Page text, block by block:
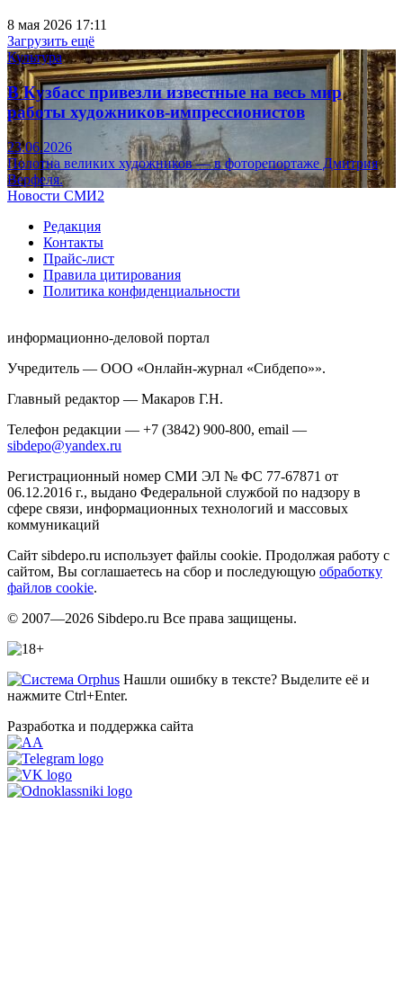
8 мая 2026 17:11
Загрузить ещё
Культура
В Кузбасс привезли известные на весь мир
работы художников-импрессионистов
23.06.2026
Полотна великих художников — в фоторепортаже Дмитрия
Верфеля.
Новости СМИ2
Редакция
Контакты
Прайс-лист
Правила цитирования
Политика конфиденциальности
информационно-деловой портал
Учредитель — ООО «Онлайн-журнал «Сибдепо»».
Главный редактор — Макаров Г.Н.
Телефон редакции — +7 (3842) 900-800, email —
sibdepo@yandex.ru
Регистрационный номер СМИ ЭЛ № ФС 77-67871 от
06.12.2016 г., выдано Федеральной службой по надзору в
сфере связи, информационных технологий и массовых
коммуникаций
Сайт sibdepo.ru использует файлы cookie. Продолжая работу с
сайтом, Вы соглашаетесь на сбор и последующую обработку
файлов cookie.
© 2007—2026 Sibdepo.ru Все права защищены.
Нашли ошибку в тексте? Выделите её и
нажмите Ctrl+Enter.
Разработка и поддержка сайта